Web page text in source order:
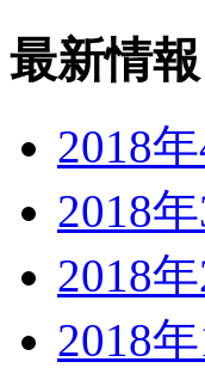
最新情報
2018
2018
2018
2018